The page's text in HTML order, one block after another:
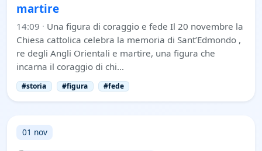
martire
14:09 · Una figura di coraggio e fede Il 20 novembre la
Chiesa cattolica celebra la memoria di Sant’Edmondo ,
re degli Angli Orientali e martire, una figura che
incarna il coraggio di chi…
#storia #figura #fede
01 nov